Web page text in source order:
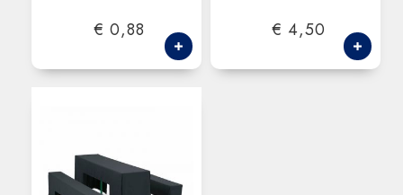
€ 0,88 € 4,50